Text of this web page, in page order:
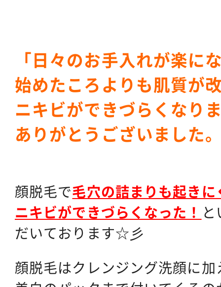
「日々のお手入れが楽に
始めたころよりも肌質が
ニキビができづらくなり
ありがとうございました
顔脱毛で毛穴の詰まりも起き
ニキビができづらくなった！
だいております☆彡
顔脱毛はクレンジング洗顔に加